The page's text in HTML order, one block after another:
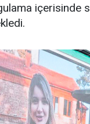
içerisinde